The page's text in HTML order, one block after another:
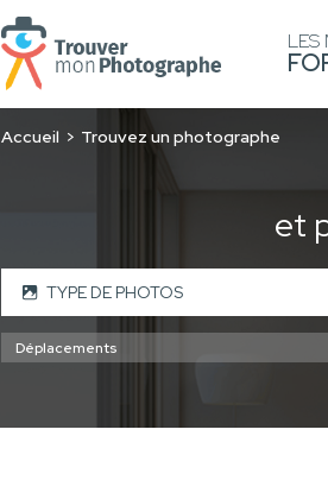
LES
Accueil Trouvez un photographe
et